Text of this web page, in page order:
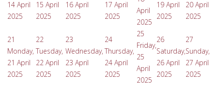
14 April
2025
15 April
2025
16 April
2025
17 April
2025
April
2025
19 April
2025
20 April
2025
21
Monday,
21 April
2025
22
Tuesday,
22 April
2025
23
Wednesday,
23 April
2025
24
Thursday,
24 April
2025
25
Friday,
25
April
2025
26
Saturday,
26 April
2025
27
Sunday,
27 April
2025